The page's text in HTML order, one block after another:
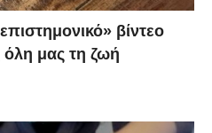
βίντεο
όλη μας τη ζωή